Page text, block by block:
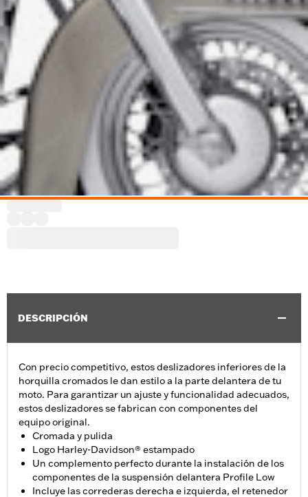
DESCRIPCIÓN
Con precio competitivo, estos deslizadores inferiores de la
horquilla cromados le dan estilo a la parte delantera de tu
moto. Para garantizar un ajuste y funcionalidad adecuados,
estos deslizadores se fabrican con componentes del
equipo original.
Cromada y pulida
Logo Harley-Davidson® estampado
Un complemento perfecto durante la instalación de los
componentes de la suspensión delantera Profile Low
Incluye las correderas derecha e izquierda, el retenedor